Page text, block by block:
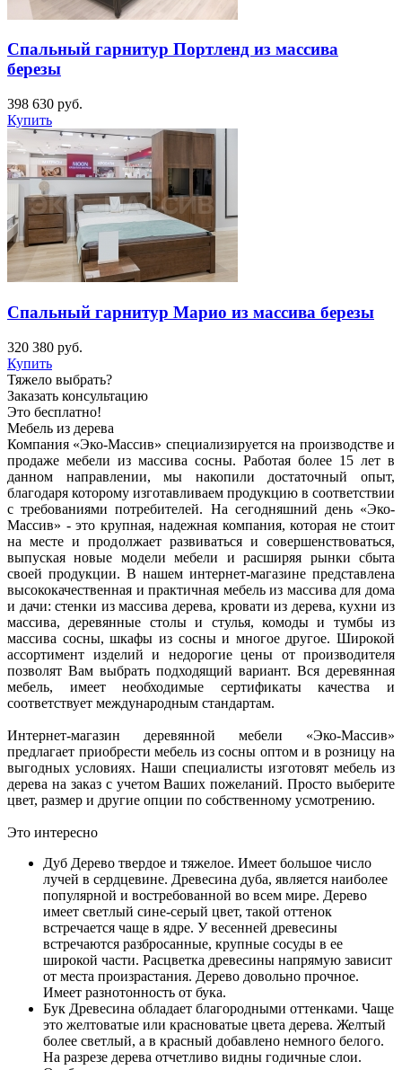
Спальный гарнитур Портленд из массива
березы
398 630 руб.
Купить
Спальный гарнитур Марио из массива березы
320 380 руб.
Купить
Тяжело выбрать?
Заказать консультацию
Это бесплатно!
Мебель из дерева
Компания «Эко-Массив» специализируется на производстве и
продаже мебели из массива сосны. Работая более 15 лет в
данном направлении, мы накопили достаточный опыт,
благодаря которому изготавливаем продукцию в соответствии
с требованиями потребителей. На сегодняшний день «Эко-
Массив» - это крупная, надежная компания, которая не стоит
на месте и продолжает развиваться и совершенствоваться,
выпуская новые модели мебели и расширяя рынки сбыта
своей продукции. В нашем интернет-магазине представлена
высококачественная и практичная мебель из массива для дома
и дачи: стенки из массива дерева, кровати из дерева, кухни из
массива, деревянные столы и стулья, комоды и тумбы из
массива сосны, шкафы из сосны и многое другое. Широкой
ассортимент изделий и недорогие цены от производителя
позволят Вам выбрать подходящий вариант. Вся деревянная
мебель, имеет необходимые сертификаты качества и
соответствует международным стандартам.
Интернет-магазин деревянной мебели «Эко-Массив»
предлагает приобрести мебель из сосны оптом и в розницу на
выгодных условиях. Наши специалисты изготовят мебель из
дерева на заказ с учетом Ваших пожеланий. Просто выберите
цвет, размер и другие опции по собственному усмотрению.
Это интересно
Дуб Дерево твердое и тяжелое. Имеет большое число
лучей в сердцевине. Древесина дуба, является наиболее
популярной и востребованной во всем мире. Дерево
имеет светлый сине-серый цвет, такой оттенок
встречается чаще в ядре. У весенней древесины
встречаются разбросанные, крупные сосуды в ее
широкой части. Расцветка древесины напрямую зависит
от места произрастания. Дерево довольно прочное.
Имеет разнотонность от бука.
Бук Древесина обладает благородными оттенками. Чаще
это желтоватые или красноватые цвета дерева. Желтый
более светлый, а в красный добавлено немного белого.
На разрезе дерева отчетливо видны годичные слои.